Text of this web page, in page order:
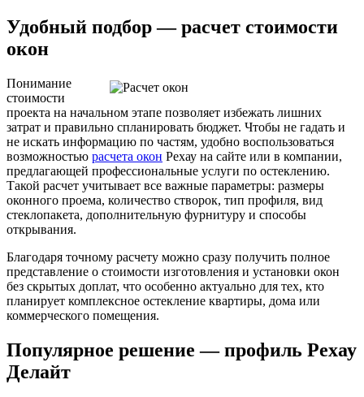
Удобный подбор — расчет стоимости
окон
Понимание
стоимости
проекта на начальном этапе позволяет избежать лишних
затрат и правильно спланировать бюджет. Чтобы не гадать и
не искать информацию по частям, удобно воспользоваться
возможностью расчета окон Рехау на сайте или в компании,
предлагающей профессиональные услуги по остеклению.
Такой расчет учитывает все важные параметры: размеры
оконного проема, количество створок, тип профиля, вид
стеклопакета, дополнительную фурнитуру и способы
открывания.
Благодаря точному расчету можно сразу получить полное
представление о стоимости изготовления и установки окон
без скрытых доплат, что особенно актуально для тех, кто
планирует комплексное остекление квартиры, дома или
коммерческого помещения.
Популярное решение — профиль Рехау
Делайт